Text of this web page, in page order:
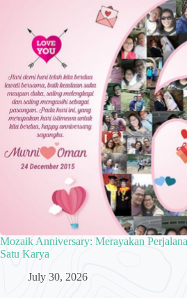
Mozaik Anniversary: Merayakan
Satu Karya
July 30, 2026